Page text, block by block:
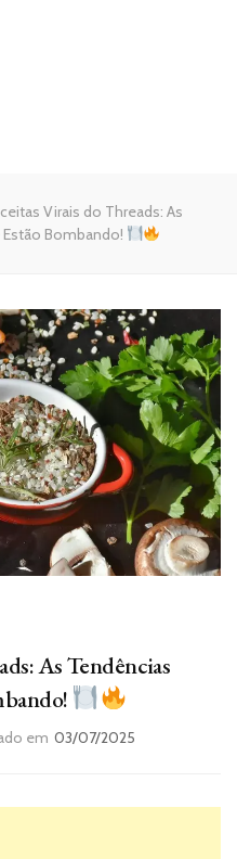
Virais do Threads: As
Estão Bombando!
As Tendências
em 03/07/2025